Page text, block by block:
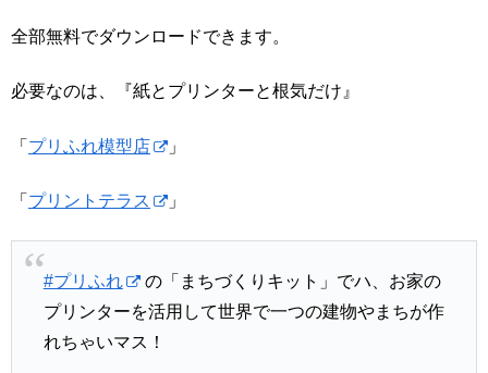
全部無料でダウンロードできます。
必要なのは、『紙とプリンターと根気だけ』
「 プリふれ模型店 」
「 プリントテラス 」
#プリふれ
の「まちづくりキット」でハ、お家の
プリンターを活用して世界で一つの建物やまちが作
れちゃいマス！